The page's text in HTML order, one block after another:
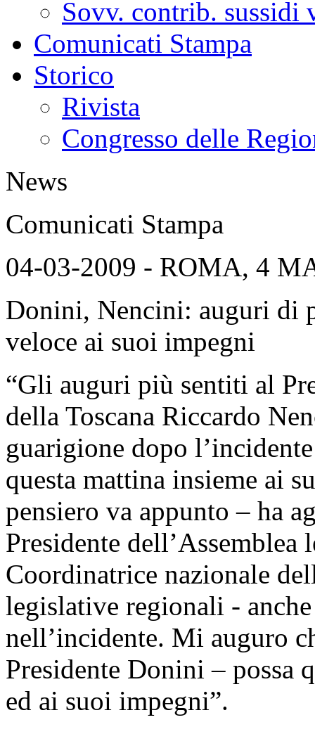
Sovv. contrib. sussidi
Comunicati Stampa
Storico
Rivista
Congresso delle
News
Comunicati Stampa
04-03-2009 - ROMA, 4
Donini, Nencini: auguri di
veloce ai suoi impegni
“Gli auguri più sentiti al
della Toscana Riccardo
guarigione dopo
questa mattina insieme ai
pensiero va appunto – ha
Presidente
Coordinatrice nazionale
legislative regionali -
nell’incidente. Mi auguro
Presidente Donini – possa
ed ai suoi impegni”.